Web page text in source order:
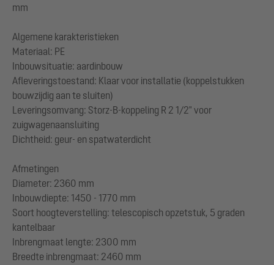
mm
Algemene karakteristieken
Materiaal: PE
Inbouwsituatie: aardinbouw
Afleveringstoestand: Klaar voor installatie (koppelstukken
bouwzijdig aan te sluiten)
Leveringsomvang: Storz-B-koppeling R 2 1/2" voor
zuigwagenaansluiting
Dichtheid: geur- en spatwaterdicht
Afmetingen
Diameter: 2360 mm
Inbouwdiepte: 1450 - 1770 mm
Soort hoogteverstelling: telescopisch opzetstuk, 5 graden
kantelbaar
Inbrengmaat lengte: 2300 mm
Breedte inbrengmaat: 2460 mm